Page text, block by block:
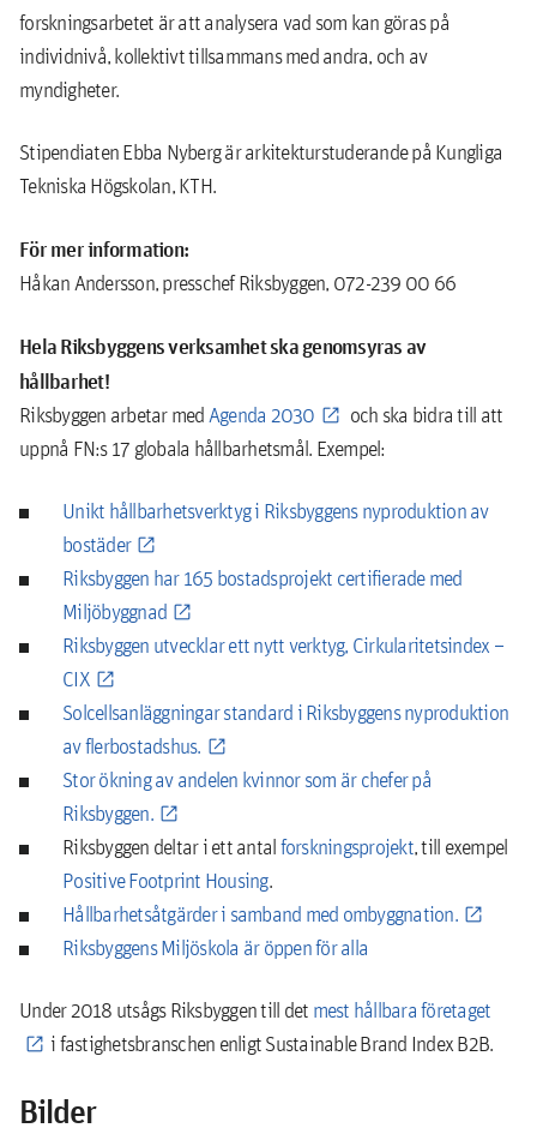
forskningsarbetet är att analysera vad som kan göras på
individnivå, kollektivt tillsammans med andra, och av
myndigheter.
Stipendiaten Ebba Nyberg är arkitekturstuderande på Kungliga
Tekniska Högskolan, KTH.
För mer information:
Håkan Andersson, presschef Riksbyggen, 072-239 00 66
Hela Riksbyggens verksamhet ska genomsyras av
hållbarhet!
Riksbyggen arbetar medAgenda 2030
och ska bidra till att
uppnå FN:s 17 globala hållbarhetsmål. Exempel:
Unikt hållbarhetsverktyg i Riksbyggens nyproduktion av
bostäder
Riksbyggen har 165 bostadsprojekt certifierade med
Miljöbyggnad
Riksbyggen utvecklar ett nytt verktyg, Cirkularitetsindex –
CIX
Solcellsanläggningar standard i Riksbyggens nyproduktion
av flerbostadshus.
Stor ökning av andelen kvinnor som är chefer på
Riksbyggen.
Riksbyggen deltar i ett antalforskningsprojekt, till exempel
Positive Footprint Housing.
Hållbarhetsåtgärder i samband med ombyggnation.
Riksbyggens Miljöskola är öppen för alla
Under 2018 utsågs Riksbyggen till det mest hållbara företaget
i fastighetsbranschen enligt Sustainable Brand Index B2B.
Bilder